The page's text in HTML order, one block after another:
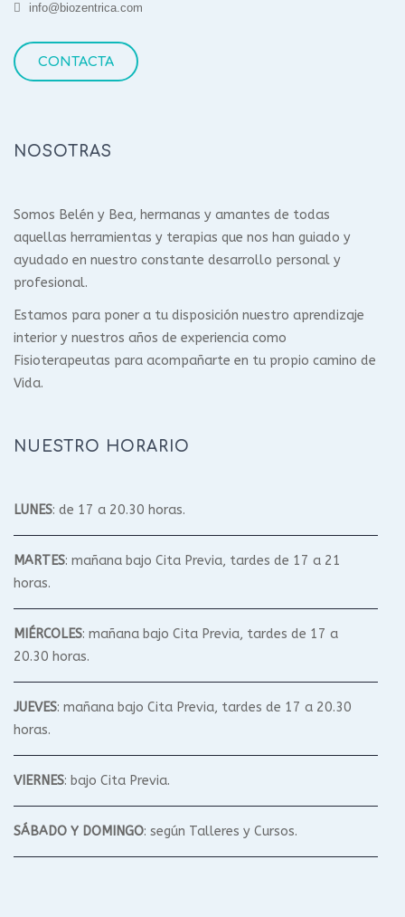
info@biozentrica.com
CONTACTA
NOSOTRAS
Somos Belén y Bea, hermanas y amantes de todas
aquellas herramientas y terapias que nos han guiado y
ayudado en nuestro constante desarrollo personal y
profesional.
Estamos para poner a tu disposición nuestro aprendizaje
interior y nuestros años de experiencia como
Fisioterapeutas para acompañarte en tu propio camino de
Vida.
NUESTRO HORARIO
LUNES: de 17 a 20.30 horas.
MARTES: mañana bajo Cita Previa, tardes de 17 a 21
horas.
MIÉRCOLES: mañana bajo Cita Previa, tardes de 17 a
20.30 horas.
JUEVES: mañana bajo Cita Previa, tardes de 17 a 20.30
horas.
VIERNES: bajo Cita Previa.
SÁBADO Y DOMINGO: según Talleres y Cursos.